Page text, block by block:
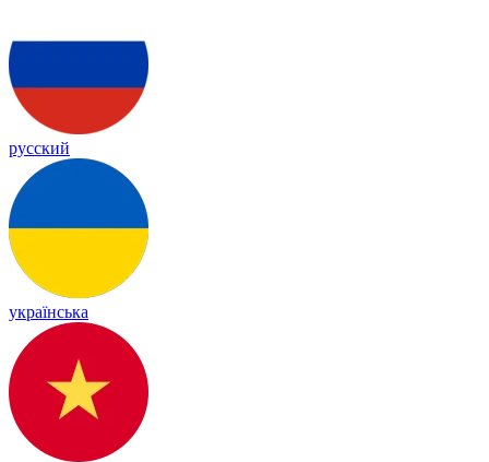
русский
українська